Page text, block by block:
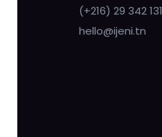
(+216) 29 342 131
hello@ijeni.tn